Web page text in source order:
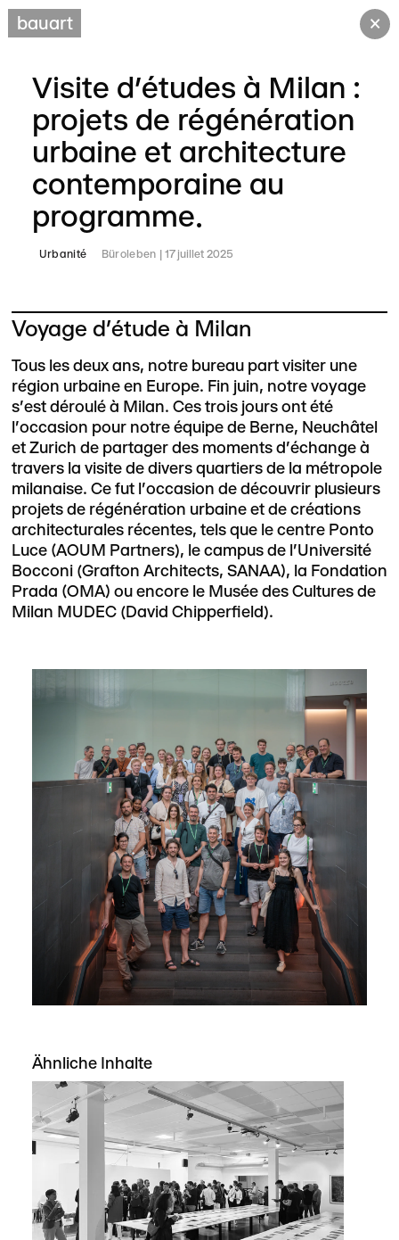
bauart ×
Visite d’études à Milan :
projets de régénération
urbaine et architecture
contemporaine au
programme.
Urbanité Büroleben 17 juillet 2025
Voyage d’étude à Milan
Tous les deux ans, notre bureau part visiter une
région urbaine en Europe. Fin juin, notre voyage
s'est déroulé à Milan. Ces trois jours ont été
l'occasion pour notre équipe de Berne, Neuchâtel
et Zurich de partager des moments d'échange à
travers la visite de divers quartiers de la métropole
milanaise. Ce fut l'occasion de découvrir plusieurs
projets de régénération urbaine et de créations
architecturales récentes, tels que le centre Ponto
Luce (AOUM Partners), le campus de l'Université
Bocconi (Grafton Architects, SANAA), la Fondation
Prada (OMA) ou encore le Musée des Cultures de
Milan MUDEC (David Chipperfield).
Ähnliche Inhalte